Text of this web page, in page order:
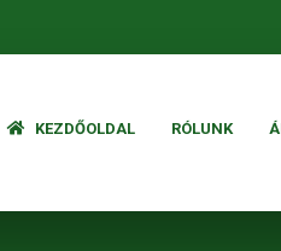
KEZDŐOLDAL RÓLUNK